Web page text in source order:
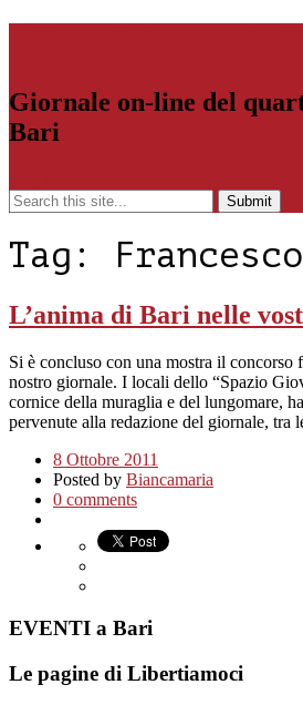
Giornale on-line del
Bari
Tag:
L’anima di Bari nelle
Si è concluso con una mostra il concorso
nostro giornale. I locali dello “Spazio
cornice della muraglia e del lungomare,
pervenute alla redazione del giornale, tra
8 Ottobre 2011
Posted by Biancamaria
0 comments
EVENTI a Bari
Le pagine di Libertiamoci